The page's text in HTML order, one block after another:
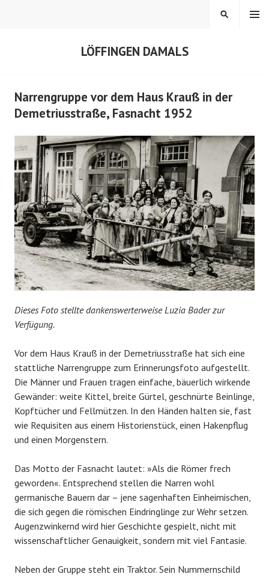
LÖFFINGEN DAMALS
MENÜ
SUCHEN
Narrengruppe vor dem Haus Krauß in der
Demetriusstraße, Fasnacht 1952
Dieses Foto stellte dankenswerterweise Luzia Bader zur
Verfügung.
Vor dem Haus Krauß in der Demetriusstraße hat sich eine
stattliche Narrengruppe zum Erinnerungsfoto aufgestellt.
Die Männer und Frauen tragen einfache, bäuerlich wirkende
Gewänder: weite Kittel, breite Gürtel, geschnürte Beinlinge,
Kopftücher und Fellmützen. In den Händen halten sie, fast
wie Requisiten aus einem Historienstück, einen Hakenpflug
und einen Morgenstern.
Das Motto der Fasnacht lautet: »Als die Römer frech
geworden«. Entsprechend stellen die Narren wohl
germanische Bauern dar – jene sagenhaften Einheimischen,
die sich gegen die römischen Eindringlinge zur Wehr setzen.
Augenzwinkernd wird hier Geschichte gespielt, nicht mit
wissenschaftlicher Genauigkeit, sondern mit viel Fantasie.
Neben der Gruppe steht ein Traktor. Sein Nummernschild